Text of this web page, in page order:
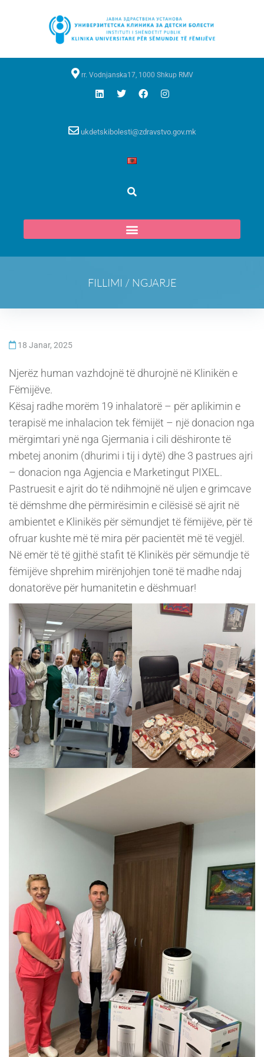
rr. Vodnjanska17, 1000 Shkup RMV
ukdetskibolesti@zdravstvo.gov.mk
FILLIMI / NGJARJE
18 Janar, 2025
Njerëz human vazhdojnë të dhurojnë në Klinikën e
Fëmijëve.
Kësaj radhe morëm 19 inhalatorë – për aplikimin e
terapisë me inhalacion tek fëmijët – një donacion nga
mërgimtari ynë nga Gjermania i cili dëshironte të
mbetej anonim (dhurimi i tij i dytë) dhe 3 pastrues ajri
– donacion nga Agjencia e Marketingut PIXEL.
Pastruesit e ajrit do të ndihmojnë në uljen e grimcave
të dëmshme dhe përmirësimin e cilësisë së ajrit në
ambientet e Klinikës për sëmundjet të fëmijëve, për të
ofruar kushte më të mira për pacientët më të vegjël.
Në emër të të gjithë stafit të Klinikës për sëmundje të
fëmijëve shprehim mirënjohjen tonë të madhe ndaj
donatorëve për humanitetin e dëshmuar!